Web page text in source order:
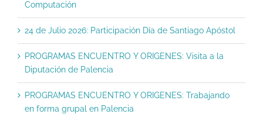
Computación
24 de Julio 2026: Participación Día de Santiago Apóstol
PROGRAMAS ENCUENTRO Y ORIGENES: Visita a la
Diputación de Palencia
PROGRAMAS ENCUENTRO Y ORIGENES: Trabajando
en forma grupal en Palencia